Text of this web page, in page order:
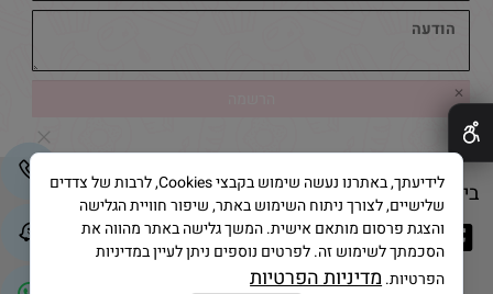
בייק אנד קייק © 2025 All Rights Reserved
✕
לידיעתך, באתרנו נעשה שימוש בקבצי Cookies, לרבות של צדדים
שלישיים, לצורך ניתוח השימוש באתר, שיפור חוויית הגלישה
והצגת פרסום מותאם אישית. המשך גלישה באתר מהווה את
הסכמתך לשימוש זה. לפרטים נוספים ניתן לעיין במדיניות
הפרטיות.מדיניות הפרטיות